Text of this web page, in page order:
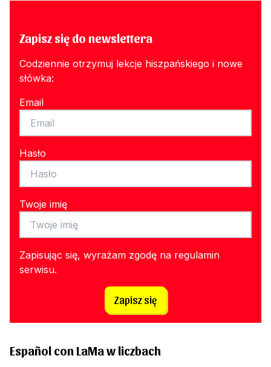
Zapisz się do newslettera
Codziennie otrzymuj lekcje hiszpańskiego i nowe
słówka:
Email
Hasło
Twoje imię
Zapisując się, wyrażam zgodę na regulamin
serwisu.
Zapisz się
Español con LaMa w liczbach